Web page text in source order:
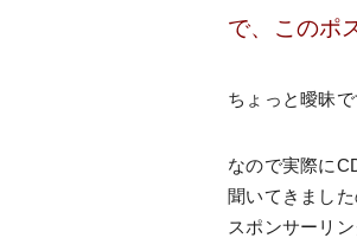
で、このポ
ちょっと曖昧で
なので実際に
聞いてきまし
スポンサーリン